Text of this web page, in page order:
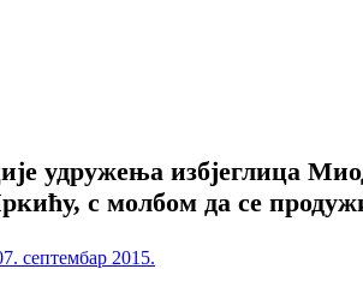
удружења избјеглица
с молбом да се
септембар 2015.